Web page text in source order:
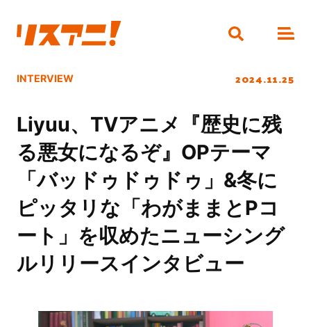
INTERVIEW 2024.11.25
Liyuu、TVアニメ『歴史に残
る悪女になるぞ』OPテーマ
「バッドゥドゥドゥ」&冬に
ピッタリな「わがままとPコ
ート」を収めたニューシング
ルリリースインタビュー